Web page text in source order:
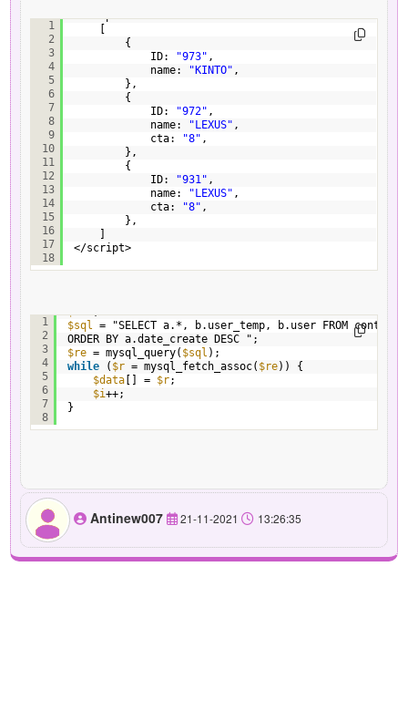
1
2
3
4
5
6
7
8
9
10
11
12
13
14
15
16
17
18
[
{
ID:
"973" ,
name:
"KINTO" ,
},
{
ID:
"972" ,
name:
"LEXUS" ,
cta:
"8" ,
},
{
ID:
"931" ,
name:
"LEXUS" ,
cta:
"8" ,
},
]
</script>
1
2
3
4
5
6
7
8
$sql
= "SELECT a.*, b.user_temp, b.user FROM content a
ORDER BY a.date_create DESC ";
$re = mysql_query( $sql );
while
( $r = mysql_fetch_assoc( $re)) {
$data [] = $r;
$i++;
}
Antinew007 21-11-2021 13:26:35